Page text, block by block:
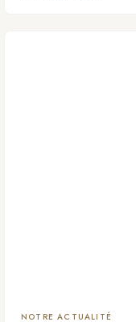
NOTRE ACTUALITÉ